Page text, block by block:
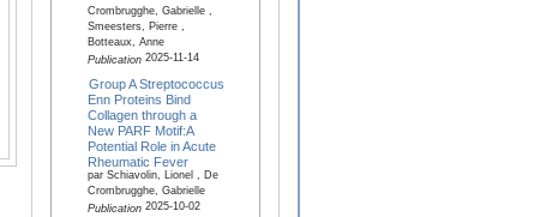
Crombrugghe, Gabrielle ,
Smeesters, Pierre ,
Botteaux, Anne
Publication2025-11-14
Group A Streptococcus
Enn Proteins Bind
Collagen through a
New PARF Motif:A
Potential Role in Acute
Rheumatic Fever
par Schiavolin, Lionel , De
Crombrugghe, Gabrielle
Publication2025-10-02